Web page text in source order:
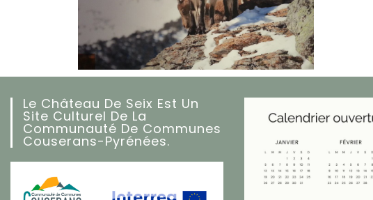
Le Château De Seix Est Un
Site Culturel De La
Communauté De Communes
Couserans-Pyrénées.